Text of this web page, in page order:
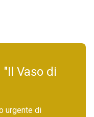
Vaso di
urgente di